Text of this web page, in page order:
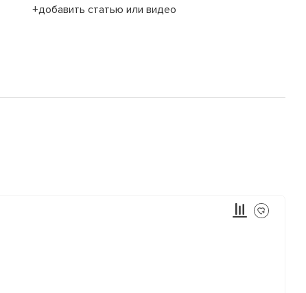
+добавить статью или видео